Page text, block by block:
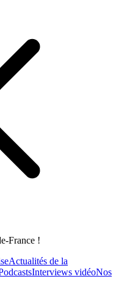
France !
Actualités de la
Interviews vidéoNos